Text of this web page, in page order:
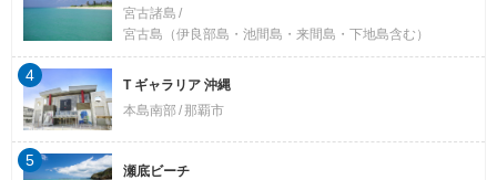
宮古諸島
宮古島（伊良部島・池間島・来間島・下地島含む）
T ギャラリア 沖縄
本島南部
那覇市
4
瀬底ビーチ
5